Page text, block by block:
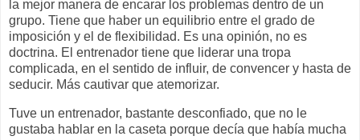
la mejor manera de encarar los problemas dentro de un
grupo. Tiene que haber un equilibrio entre el grado de
imposición y el de flexibilidad. Es una opinión, no es
doctrina. El entrenador tiene que liderar una tropa
complicada, en el sentido de influir, de convencer y hasta de
seducir. Más cautivar que atemorizar.
Tuve un entrenador, bastante desconfiado, que no le
gustaba hablar en la caseta porque decía que había mucha